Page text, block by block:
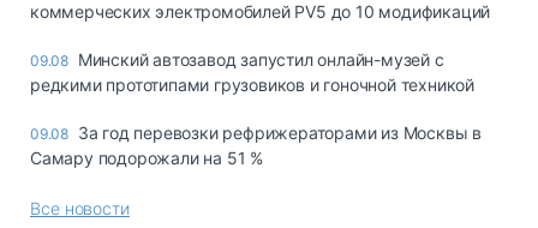
коммерческих электромобилей PV5 до 10 модификаций
09.08 Минский автозавод запустил онлайн-музей с
редкими прототипами грузовиков и гоночной техникой
09.08 За год перевозки рефрижераторами из Москвы в
Самару подорожали на 51 %
Все новости